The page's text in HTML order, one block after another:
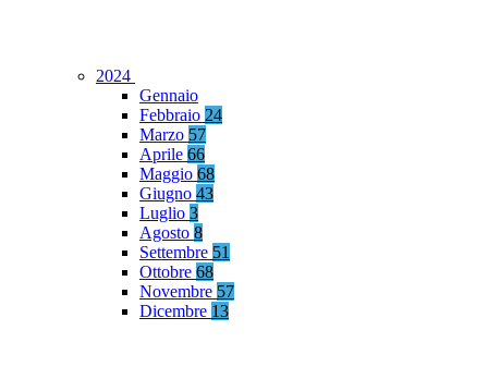
2024
Gennaio
Febbraio 24
Marzo 57
Aprile 66
Maggio 68
Giugno 43
Luglio 3
Agosto 8
Settembre 51
Ottobre 68
Novembre 57
Dicembre 13